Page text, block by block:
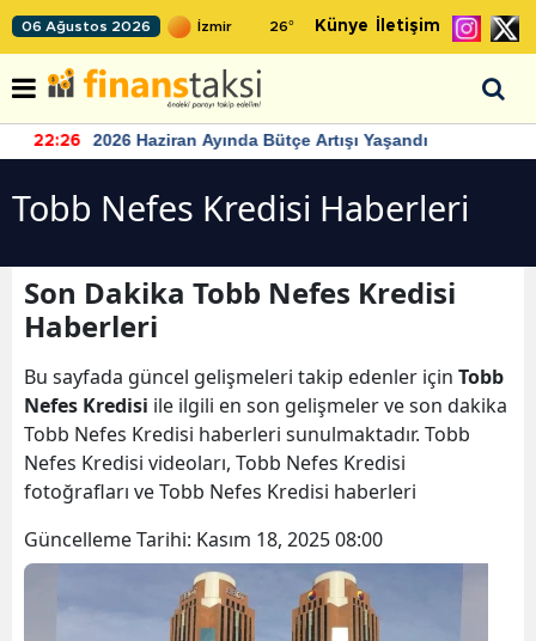
06 Ağustos 2026 26° Künye İletişim
22:26 2026 Haziran Ayında Bütçe Artışı Yaşandı
Tobb Nefes Kredisi Haberleri
Son Dakika Tobb Nefes Kredisi
Haberleri
Bu sayfada güncel gelişmeleri takip edenler için Tobb
Nefes Kredisi ile ilgili en son gelişmeler ve son dakika
Tobb Nefes Kredisi haberleri sunulmaktadır. Tobb
Nefes Kredisi videoları, Tobb Nefes Kredisi
fotoğrafları ve Tobb Nefes Kredisi haberleri
Güncelleme Tarihi: Kasım 18, 2025 08:00